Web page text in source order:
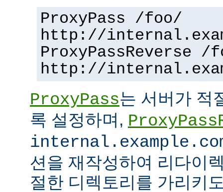
ProxyPass /foo/
http://
ProxyPassReverse /
http://
ProxyPass는 서버가 적
록 설정하며,
션을 재작성하여 리다이
절한 디렉토리를 가리키